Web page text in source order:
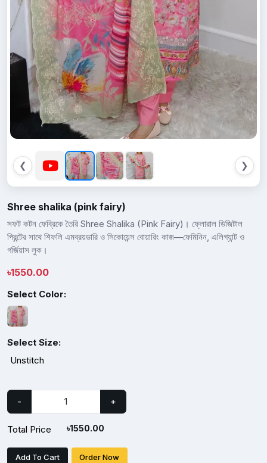
❮ ❯
Shree shalika (pink fairy)
সফট কটন ফেব্রিকে তৈরি Shree Shalika (Pink Fairy)। ফ্লোরাল ডিজিটাল
প্রিন্টের সাথে শিফলি এমব্রয়ডারি ও সিকোয়েন্স বোয়ারিং কাজ—ফেমিনিন, এলিগ্যান্ট ও
গর্জিয়াস লুক।
৳1550.00
Select Color:
Select Size:
Unstitch
- +
Total Price ৳1550.00
Add To Cart Order Now